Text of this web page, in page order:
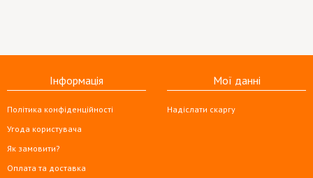
Інформація
Політика конфіденційності
Угода користувача
Як замовити?
Оплата та доставка
Мої данні
Надіслати скаргу